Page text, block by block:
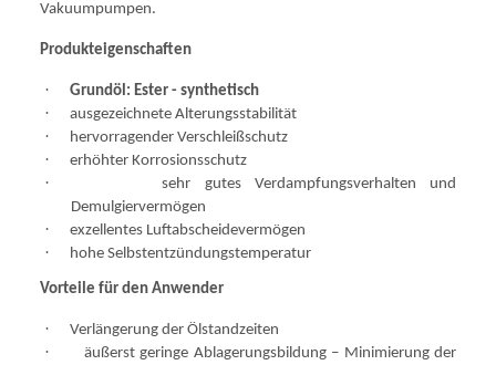
Vakuumpumpen.
Produkteigenschaften
· Grundöl: Ester - synthetisch
· ausgezeichnete Alterungsstabilität
· hervorragender Verschleißschutz
· erhöhter Korrosionsschutz
·
sehr gutes Verdampfungsverhalten und
Demulgiervermögen
· exzellentes Luftabscheidevermögen
· hohe Selbstentzündungstemperatur
Vorteile für den Anwender
· Verlängerung der Ölstandzeiten
·
äußerst geringe Ablagerungsbildung – Minimierung der